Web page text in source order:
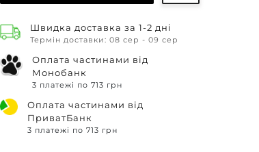
Швидка доставка за 1-2 дні
Термін доставки: 08 сер - 09 сер
Оплата частинами від
Монобанк
3 платежі по 713 грн
Оплата частинами від
ПриватБанк
3 платежі по 713 грн